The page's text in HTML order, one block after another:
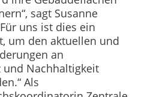
sagt Susanne
uns ist dies ein
um den aktuellen und
an
und Nachhaltigkeit
Als